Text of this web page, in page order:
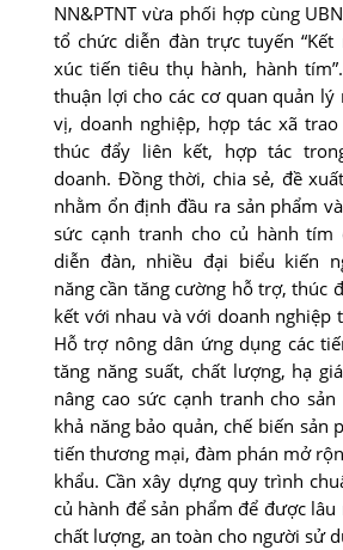
NN&PTNT vừa phối hợp cùng
tổ chức diễn đàn trực tuyến “Kết
xúc tiến tiêu thụ hành, hành
thuận lợi cho các cơ quan quản lý
vị, doanh nghiệp, hợp tác xã
thúc đẩy liên kết, hợp tác
doanh. Ðồng thời, chia sẻ, đề
nhằm ổn định đầu ra sản phẩm
sức cạnh tranh cho củ hành tím
diễn đàn, nhiều đại biểu kiến
năng cần tăng cường hỗ trợ, thúc
kết với nhau và với doanh nghiệp
Hỗ trợ nông dân ứng dụng các
tăng năng suất, chất lượng, hạ
nâng cao sức cạnh tranh cho
khả năng bảo quản, chế biến sản
tiến thương mại, đàm phán mở
khẩu. Cần xây dựng quy trình
củ hành để sản phẩm để được
chất lượng, an toàn cho người sử